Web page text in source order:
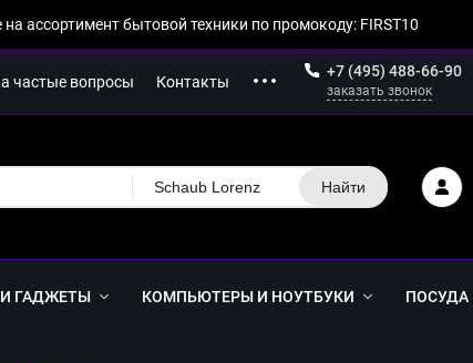
ассортимент бытовой техники по промокоду: FIRST10
частые вопросы Контакты
+7 (495) 488-66-90
заказать звонок
Schaub Lorenz Найти
ГАДЖЕТЫ КОМПЬЮТЕРЫ И НОУТБУКИ ПОСУДА